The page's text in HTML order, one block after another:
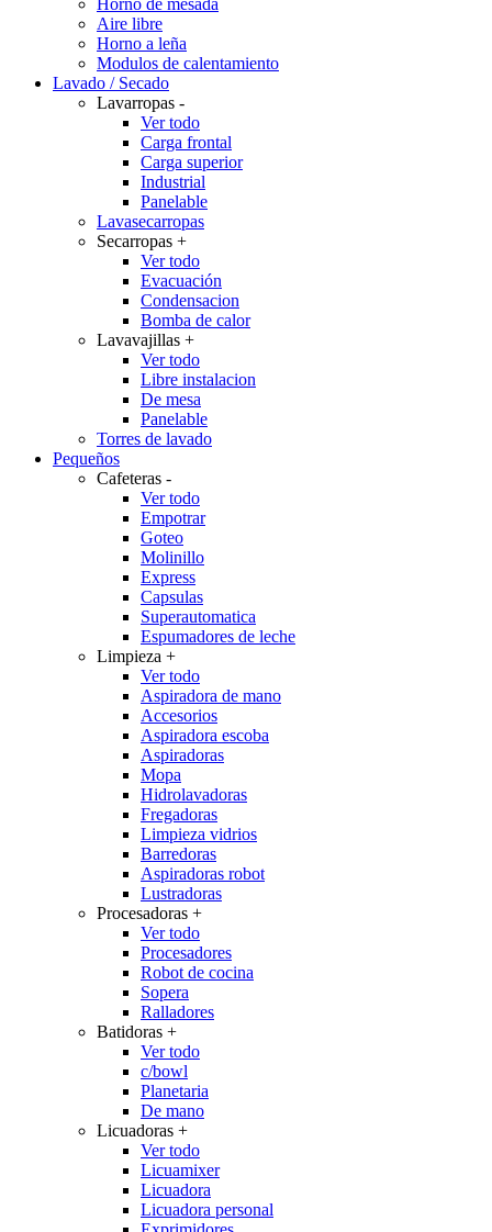
Horno de mesada
Aire libre
Horno a leña
Modulos de calentamiento
Lavado / Secado
Lavarropas -
Ver todo
Carga frontal
Carga superior
Industrial
Panelable
Lavasecarropas
Secarropas +
Ver todo
Evacuación
Condensacion
Bomba de calor
Lavavajillas +
Ver todo
Libre instalacion
De mesa
Panelable
Torres de lavado
Pequeños
Cafeteras -
Ver todo
Empotrar
Goteo
Molinillo
Express
Capsulas
Superautomatica
Espumadores de leche
Limpieza +
Ver todo
Aspiradora de mano
Accesorios
Aspiradora escoba
Aspiradoras
Mopa
Hidrolavadoras
Fregadoras
Limpieza vidrios
Barredoras
Aspiradoras robot
Lustradoras
Procesadoras +
Ver todo
Procesadores
Robot de cocina
Sopera
Ralladores
Batidoras +
Ver todo
c/bowl
Planetaria
De mano
Licuadoras +
Ver todo
Licuamixer
Licuadora
Licuadora personal